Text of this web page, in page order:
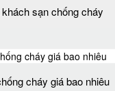
sạn chống cháy
cháy giá bao nhiêu